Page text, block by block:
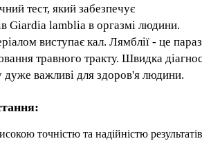
тест, який забезпечує
Giardia lamblia в оргазмі людини.
виступає кал. Лямблії - це
травного тракту. Швидка
дуже важливі для здоров'я людини.
точністю та надійністю